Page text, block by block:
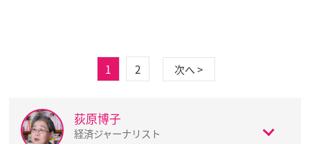
1 2 次へ >
荻原博子
経済ジャーナリスト